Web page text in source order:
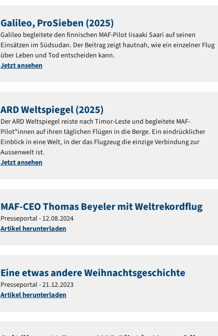
Galileo, ProSieben (2025)
Galileo begleitete den finnischen MAF-Pilot Iisaaki Saari auf seinen
Einsätzen im Südsudan. Der Beitrag zeigt hautnah, wie ein einzelner Flug
über Leben und Tod entscheiden kann.
Jetzt ansehen
ARD Weltspiegel (2025)
Der ARD Weltspiegel reiste nach Timor-Leste und begleitete MAF-
Pilot*innen auf ihren täglichen Flügen in die Berge. Ein eindrücklicher
Einblick in eine Welt, in der das Flugzeug die einzige Verbindung zur
Aussenwelt ist.
Jetzt ansehen
MAF-CEO Thomas Beyeler mit Weltrekordflug
Presseportal - 12.08.2024
Artikel herunterladen
Eine etwas andere Weihnachtsgeschichte
Presseportal - 21.12.2023
Artikel herunterladen